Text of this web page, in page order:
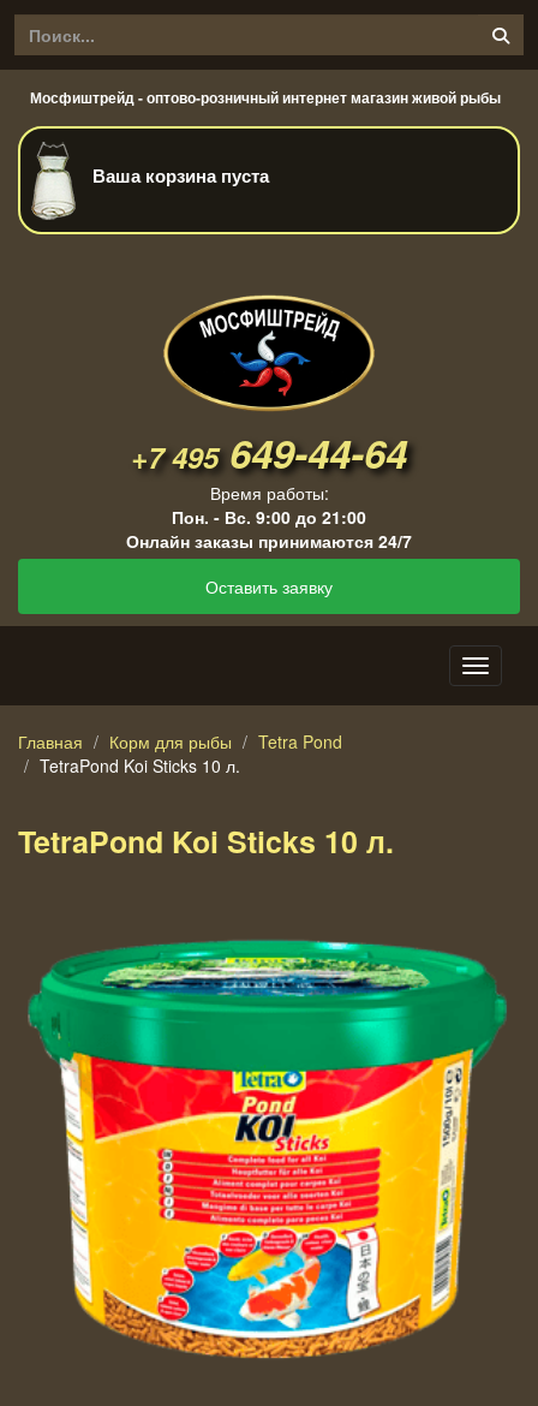
Мосфиштрейд - оптово-розничный интернет магазин живой рыбы
Ваша корзина пуста
+7 495649-44-64
Время работы:
Пон. - Вс. 9:00 до 21:00
Онлайн заказы принимаются 24/7
Оставить заявку
Главная Корм для рыбы
Tetra Pond
TetraPond Koi Sticks 10 л.
TetraPond Koi Sticks 10 л.